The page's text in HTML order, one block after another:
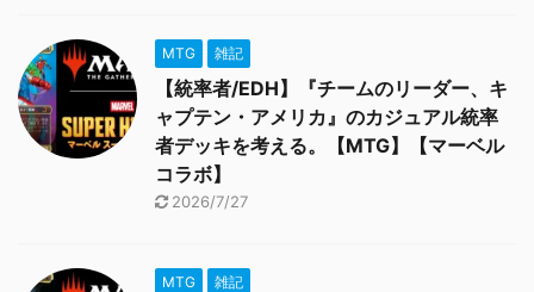
MTG 雑記
【統率者/EDH】『チームのリーダー、キ
ャプテン・アメリカ』のカジュアル統率
者デッキを考える。【MTG】【マーベル
コラボ】
2026/7/27
MTG 雑記